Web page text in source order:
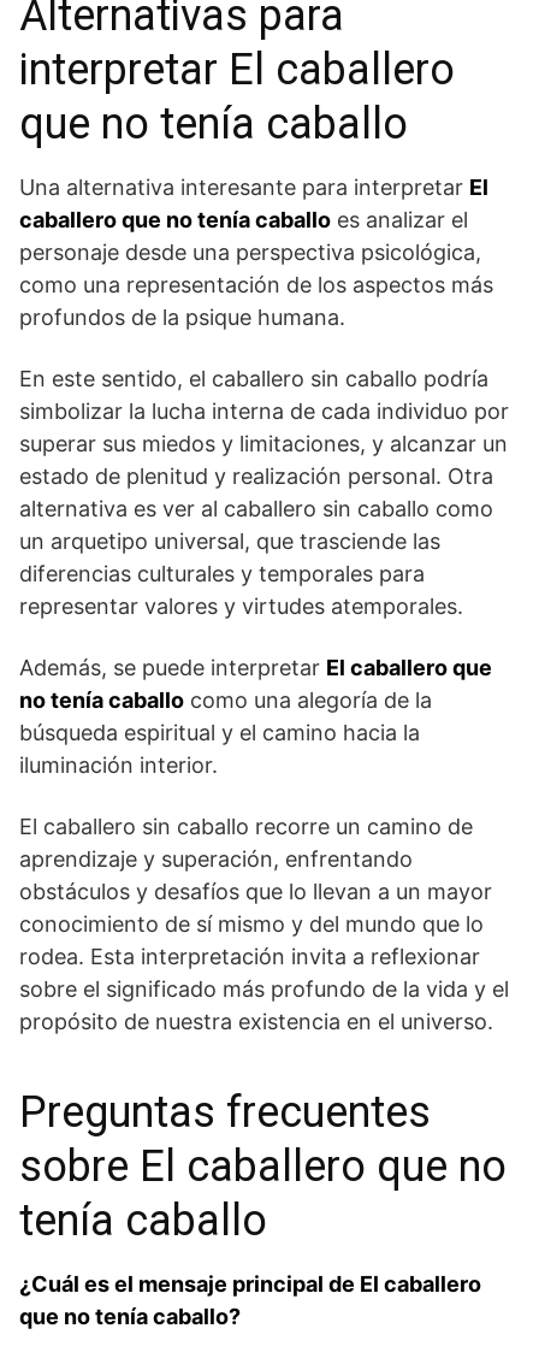
Alternativas ⁢para
interpretar El caballero‌
que no tenía caballo
Una alternativa interesante para interpretar El
caballero que no‍ tenía caballo es analizar el
personaje desde una perspectiva psicológica,⁤
como una representación de los aspectos más
profundos de la psique humana.
En este sentido, el caballero sin⁣ caballo podría
simbolizar la ⁢lucha​ interna de cada individuo por
superar sus miedos y limitaciones,⁣ y alcanzar un
estado de plenitud y realización​ personal. Otra
alternativa es ver ‍al caballero sin caballo como
un arquetipo universal, ⁣que ⁢trasciende las
diferencias culturales y temporales para
representar valores y virtudes atemporales.
Además, se puede interpretar El caballero que⁣
no tenía caballo como una alegoría de la
búsqueda‍ espiritual y el camino hacia⁤ la
iluminación interior.
El caballero sin caballo recorre un camino de
aprendizaje y superación, enfrentando
obstáculos⁤ y desafíos que ⁤lo ​llevan a un mayor⁣
conocimiento de ​sí mismo y del mundo que lo
rodea. Esta interpretación invita a reflexionar
sobre el significado más profundo de la⁢ vida‌ y el
propósito de⁣ nuestra existencia en el universo.
Preguntas frecuentes
sobre El⁤ caballero que no
tenía caballo
¿Cuál es el mensaje principal de El caballero
que ⁢no tenía caballo?